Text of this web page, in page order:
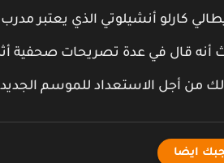
كارلو أنشيلوتي الذي يعتبر
أنه قال في عدة تصريحات صحفية
من أجل الاستعداد للموسم
ايضا